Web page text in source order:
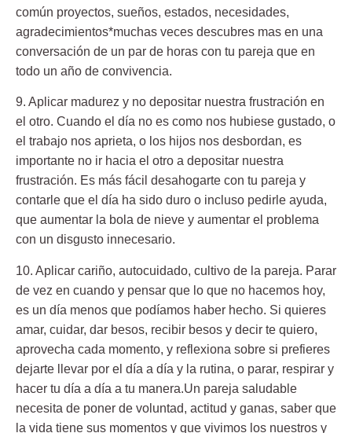
común proyectos, sueños, estados, necesidades,
agradecimientos*muchas veces descubres mas en una
conversación de un par de horas con tu pareja que en
todo un año de convivencia.
9. Aplicar madurez y no depositar nuestra frustración en
el otro. Cuando el día no es como nos hubiese gustado, o
el trabajo nos aprieta, o los hijos nos desbordan, es
importante no ir hacia el otro a depositar nuestra
frustración. Es más fácil desahogarte con tu pareja y
contarle que el día ha sido duro o incluso pedirle ayuda,
que aumentar la bola de nieve y aumentar el problema
con un disgusto innecesario.
10. Aplicar cariño, autocuidado, cultivo de la pareja. Parar
de vez en cuando y pensar que lo que no hacemos hoy,
es un día menos que podíamos haber hecho. Si quieres
amar, cuidar, dar besos, recibir besos y decir te quiero,
aprovecha cada momento, y reflexiona sobre si prefieres
dejarte llevar por el día a día y la rutina, o parar, respirar y
hacer tu día a día a tu manera.Un pareja saludable
necesita de poner de voluntad, actitud y ganas, saber que
la vida tiene sus momentos y que vivimos los nuestros y